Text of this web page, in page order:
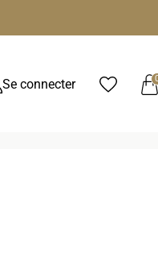
Se connecter